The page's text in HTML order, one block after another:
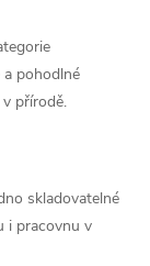
pohodlné
přírodě.
skladovatelné
i pracovnu v